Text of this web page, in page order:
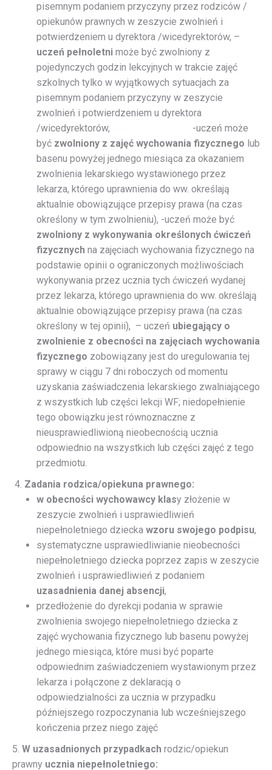
pisemnym podaniem przyczyny przez rodziców /
opiekunów prawnych w zeszycie zwolnień i
potwierdzeniem u dyrektora /wicedyrektorów, –
uczeń pełnoletni może być zwolniony z
pojedynczych godzin lekcyjnych w trakcie zajęć
szkolnych tylko w wyjątkowych sytuacjach za
pisemnym podaniem przyczyny w zeszycie
zwolnień i potwierdzeniem u dyrektora
/wicedyrektorów, -uczeń może
być zwolniony z zajęć wychowania fizycznego lub
basenu powyżej jednego miesiąca za okazaniem
zwolnienia lekarskiego wystawionego przez
lekarza, którego uprawnienia do ww. określają
aktualnie obowiązujące przepisy prawa (na czas
określony w tym zwolnieniu), -uczeń może być
zwolniony z wykonywania określonych ćwiczeń
fizycznych na zajęciach wychowania fizycznego na
podstawie opinii o ograniczonych możliwościach
wykonywania przez ucznia tych ćwiczeń wydanej
przez lekarza, którego uprawnienia do ww. określają
aktualnie obowiązujące przepisy prawa (na czas
określony w tej opinii), – uczeń ubiegający o
zwolnienie z obecności na zajęciach wychowania
fizycznego zobowiązany jest do uregulowania tej
sprawy w ciągu 7 dni roboczych od momentu
uzyskania zaświadczenia lekarskiego zwalniającego
z wszystkich lub części lekcji WF; niedopełnienie
tego obowiązku jest równoznaczne z
nieusprawiedliwioną nieobecnością ucznia
odpowiednio na wszystkich lub części zajęć z tego
przedmiotu.
Zadania rodzica/opiekuna prawnego:
w obecności wychowawcy klasy złożenie w
zeszycie zwolnień i usprawiedliwień
niepełnoletniego dziecka wzoru swojego podpisu,
systematyczne usprawiedliwianie nieobecności
niepełnoletniego dziecka poprzez zapis w zeszycie
zwolnień i usprawiedliwień z podaniem
uzasadnienia danej absencji,
przedłożenie do dyrekcji podania w sprawie
zwolnienia swojego niepełnoletniego dziecka z
zajęć wychowania fizycznego lub basenu powyżej
jednego miesiąca, które musi być poparte
odpowiednim zaświadczeniem wystawionym przez
lekarza i połączone z deklaracją o
odpowiedzialności za ucznia w przypadku
późniejszego rozpoczynania lub wcześniejszego
kończenia przez niego zajęć
5. W uzasadnionych przypadkach rodzic/opiekun
prawny ucznia niepełnoletniego: